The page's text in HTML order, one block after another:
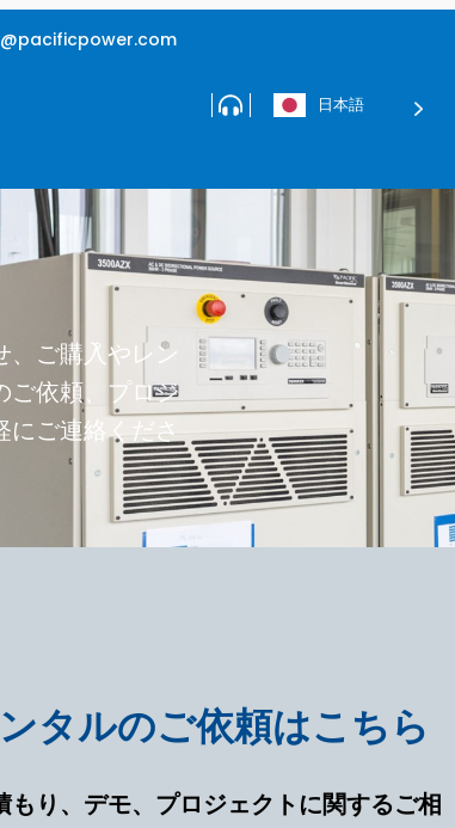
日本語
、ご購入やレン
ご依頼、プロジ
ご連絡くださ
タルのご依頼はこちら
もり、デモ、プロジェクトに関するご相